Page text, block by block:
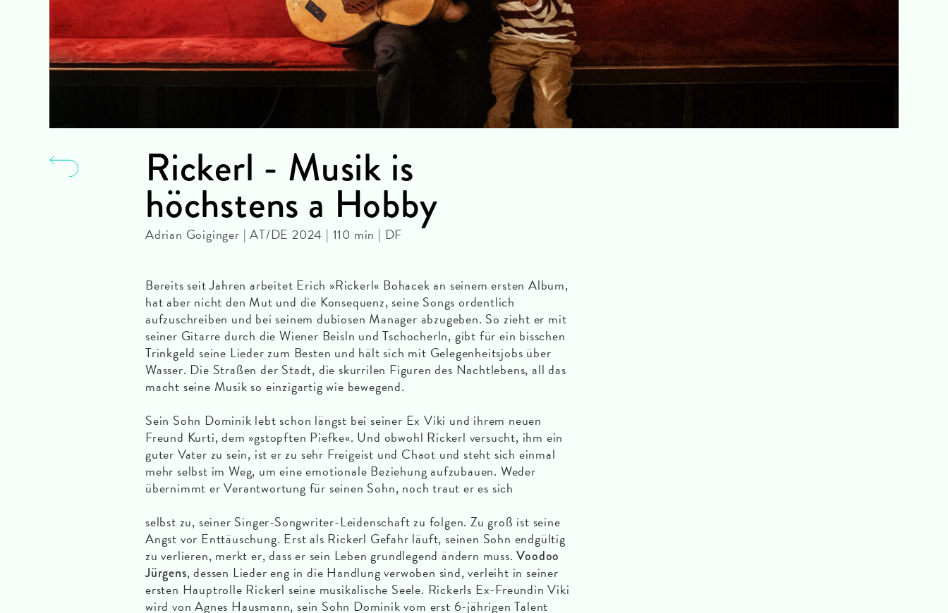
Rickerl - Musik is
höchstens a Hobby
Adrian Goiginger | AT/DE 2024 | 110 min | DF
Bereits seit Jahren arbeitet Erich »Rickerl« Bohacek an seinem ersten Album,
hat aber nicht den Mut und die Konsequenz, seine Songs ordentlich
aufzuschreiben und bei seinem dubiosen Manager abzugeben. So zieht er mit
seiner Gitarre durch die Wiener Beisln und Tschocherln, gibt für ein bisschen
Trinkgeld seine Lieder zum Besten und hält sich mit Gelegenheitsjobs über
Wasser. Die Straßen der Stadt, die skurrilen Figuren des Nachtlebens, all das
macht seine Musik so einzigartig wie bewegend.
Sein Sohn Dominik lebt schon längst bei seiner Ex Viki und ihrem neuen
Freund Kurti, dem »gstopften Piefke«. Und obwohl Rickerl versucht, ihm ein
guter Vater zu sein, ist er zu sehr Freigeist und Chaot und steht sich einmal
mehr selbst im Weg, um eine emotionale Beziehung aufzubauen. Weder
übernimmt er Verantwortung für seinen Sohn, noch traut er es sich
selbst zu, seiner Singer-Songwriter-Leidenschaft zu folgen. Zu groß ist seine
Angst vor Enttäuschung. Erst als Rickerl Gefahr läuft, seinen Sohn endgültig
zu verlieren, merkt er, dass er sein Leben grundlegend ändern muss.Voodoo
Jürgens, dessen Lieder eng in die Handlung verwoben sind, verleiht in seiner
ersten Hauptrolle Rickerl seine musikalische Seele. Rickerls Ex-Freundin Viki
wird von Agnes Hausmann, sein Sohn Dominik vom erst 6-jährigen Talent